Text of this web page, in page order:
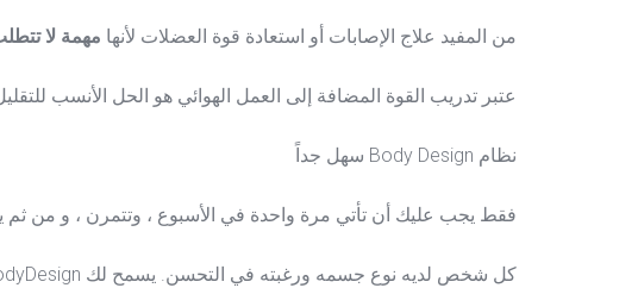
من المفيد علاج الإصابات أو استعادة قوة العضلات لأنها مهمة لا
عتبر تدريب القوة المضافة إلى العمل الهوائي هو الحل الأنسب
نظام Body Design سهل جداً
فقط يجب عليك أن تأتي مرة واحدة في الأسبوع ، وتتمرن ، و من ثم
كل شخص لديه نوع جسمه ورغبته في التحسن. يسمح لك BodyDesign® بتكييف برنامج لكل حاجة ، لكل عمر ومستوى بدني.